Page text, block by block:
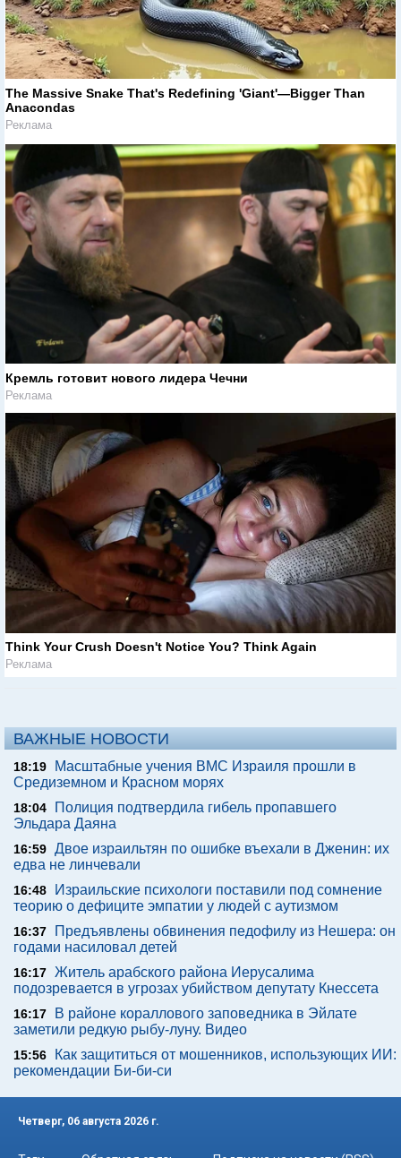
The Massive Snake That's Redefining 'Giant'—Bigger Than
Anacondas
Реклама
Кремль готовит нового лидера Чечни
Реклама
Think Your Crush Doesn't Notice You? Think Again
Реклама
ВАЖНЫЕ НОВОСТИ
18:19
Масштабные учения ВМС Израиля прошли в
Средиземном и Красном морях
18:04
Полиция подтвердила гибель пропавшего
Эльдара Даяна
16:59 Двое израильтян по ошибке въехали в Дженин: их
едва не линчевали
16:48
Израильские психологи поставили под сомнение
теорию о дефиците эмпатии у людей с аутизмом
16:37
Предъявлены обвинения педофилу из Нешера: он
годами насиловал детей
16:17 Житель арабского района Иерусалима
подозревается в угрозах убийством депутату Кнессета
16:17
В районе кораллового заповедника в Эйлате
заметили редкую рыбу-луну. Видео
15:56
Как защититься от мошенников, использующих ИИ:
рекомендации Би-би-си
Четверг, 06 августа 2026 г.